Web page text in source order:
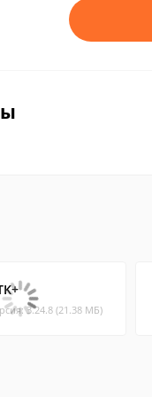
3.24.8 (21.38 МБ)